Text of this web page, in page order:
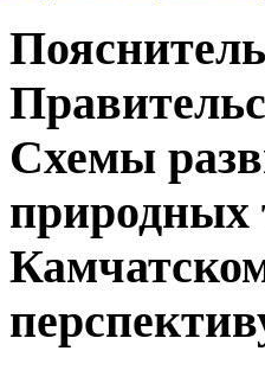
Схемы
природных